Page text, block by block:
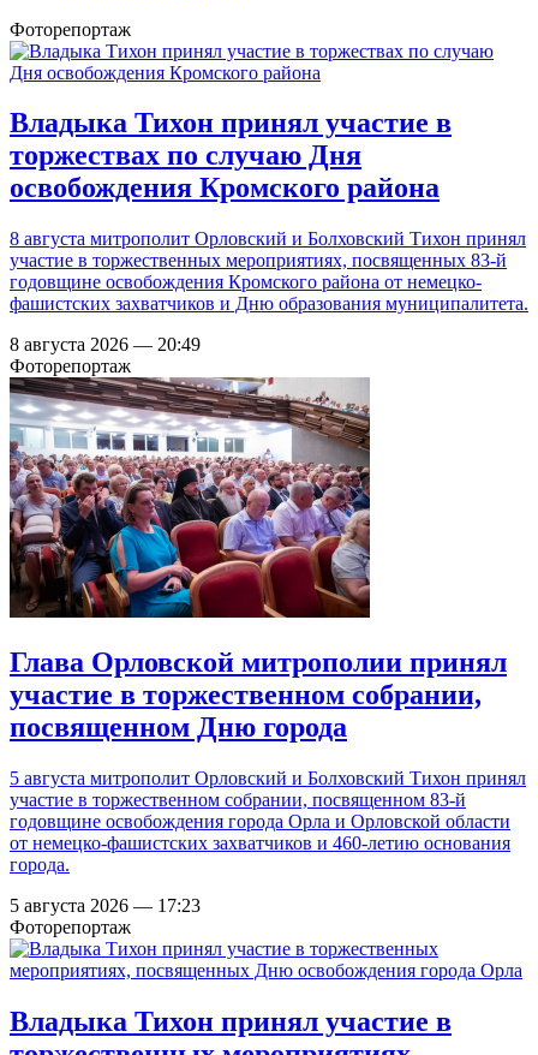
Фоторепортаж
Владыка Тихон принял участие в
торжествах по случаю Дня
освобождения Кромского района
8 августа митрополит Орловский и Болховский Тихон принял
участие в торжественных мероприятиях, посвященных 83-й
годовщине освобождения Кромского района от немецко-
фашистских захватчиков и Дню образования муниципалитета.
8 августа 2026 — 20:49
Фоторепортаж
Глава Орловской митрополии принял
участие в торжественном собрании,
посвященном Дню города
5 августа митрополит Орловский и Болховский Тихон принял
участие в торжественном собрании, посвященном 83-й
годовщине освобождения города Орла и Орловской области
от немецко-фашистских захватчиков и 460-летию основания
города.
5 августа 2026 — 17:23
Фоторепортаж
Владыка Тихон принял участие в